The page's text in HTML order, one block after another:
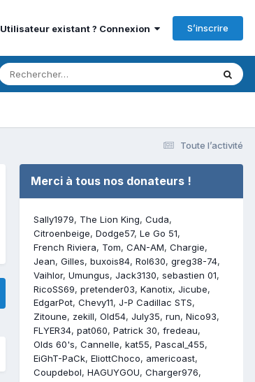
Utilisateur existant ? Connexion S’inscrire
Toute l’activité
Merci à tous nos donateurs !
Sally1979 The Lion King Cuda
Citroenbeige Dodge57 Le Go 51
French Riviera
Tom CAN-AM Chargie
Jean Gilles buxois84 Rol630 greg38-74
Vaihlor Umungus Jack3130 sebastien 01
RicoSS69 pretender03 Kanotix Jicube
EdgarPot Chevy11 J-P Cadillac STS
Zitoune
zekill Old54 July35 run Nico93
FLYER34 pat060 Patrick 30 fredeau
Olds 60's Cannelle kat55 Pascal_455
EiGhT-PaCk EliottChoco
americoast
Coupdebol HAGUYGOU Charger976